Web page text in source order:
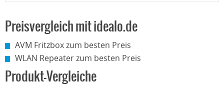
Preisvergleich mit idealo.de
AVM Fritzbox zum besten Preis
WLAN Repeater zum besten Preis
Produkt-Vergleiche